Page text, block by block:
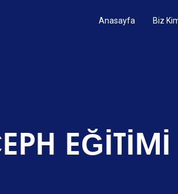
Anasayfa Biz
EĞİTİMİ